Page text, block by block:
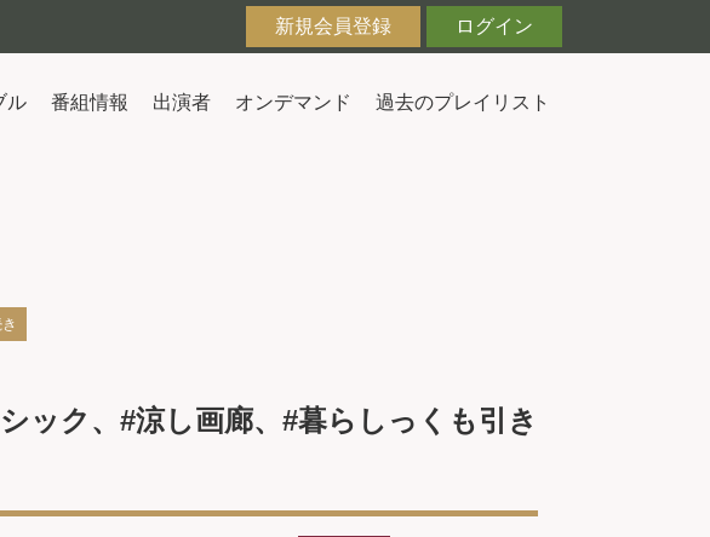
新規会員登録 ログイン
ル 番組情報 出演者 オンデマンド 過去のプレイリスト
ック、#涼し画廊、#暮らしっくも引き